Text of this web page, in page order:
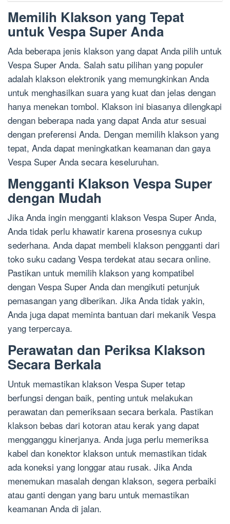
Memilih Klakson yang Tepat
untuk Vespa Super Anda
Ada beberapa jenis klakson yang dapat Anda pilih untuk
Vespa Super Anda. Salah satu pilihan yang populer
adalah klakson elektronik yang memungkinkan Anda
untuk menghasilkan suara yang kuat dan jelas dengan
hanya menekan tombol. Klakson ini biasanya dilengkapi
dengan beberapa nada yang dapat Anda atur sesuai
dengan preferensi Anda. Dengan memilih klakson yang
tepat, Anda dapat meningkatkan keamanan dan gaya
Vespa Super Anda secara keseluruhan.
Mengganti Klakson Vespa Super
dengan Mudah
Jika Anda ingin mengganti klakson Vespa Super Anda,
Anda tidak perlu khawatir karena prosesnya cukup
sederhana. Anda dapat membeli klakson pengganti dari
toko suku cadang Vespa terdekat atau secara online.
Pastikan untuk memilih klakson yang kompatibel
dengan Vespa Super Anda dan mengikuti petunjuk
pemasangan yang diberikan. Jika Anda tidak yakin,
Anda juga dapat meminta bantuan dari mekanik Vespa
yang terpercaya.
Perawatan dan Periksa Klakson
Secara Berkala
Untuk memastikan klakson Vespa Super tetap
berfungsi dengan baik, penting untuk melakukan
perawatan dan pemeriksaan secara berkala. Pastikan
klakson bebas dari kotoran atau kerak yang dapat
mengganggu kinerjanya. Anda juga perlu memeriksa
kabel dan konektor klakson untuk memastikan tidak
ada koneksi yang longgar atau rusak. Jika Anda
menemukan masalah dengan klakson, segera perbaiki
atau ganti dengan yang baru untuk memastikan
keamanan Anda di jalan.